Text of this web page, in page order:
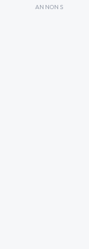
ANNONS